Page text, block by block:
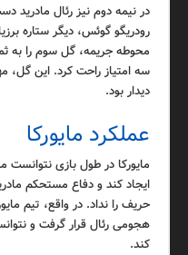
رودریگو گوئس، دیگر ستاره
محوطه جریمه، گل سوم را به
سه امتیاز راحت کرد. این گل،
دیدار بود.
عملکرد مایورکا
مایورکا در طول بازی نتوانست
ایجاد کند و دفاع مستحکم
حریف را نداد. در واقع، تیم
هجومی رئال قرار گرفت و
کند.